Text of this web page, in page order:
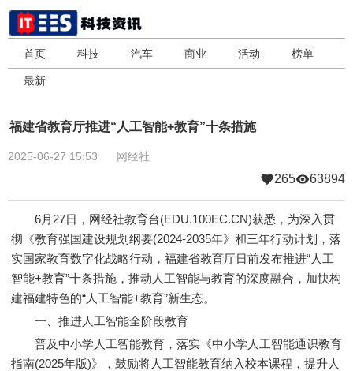
首页 科技 汽车 商业 活动 榜单
最新
福建省教育厅推进“人工智能+教育”十条措施
2025-06-27 15:53 网经社
265 63894
6月27日，网经社教育台(EDU.100EC.CN)获悉，为深入贯
彻《教育强国建设规划纲要(2024-2035年》和三年行动计划，落
实国家教育数字化战略行动，福建省教育厅日前发布推进“人工
智能+教育”十条措施，推动人工智能与教育的深度融合，加快构
建福建特色的“人工智能+教育”新生态。
一、推进人工智能全阶段教育
普及中小学人工智能教育，落实《中小学人工智能通识教育
指南(2025年版)》，鼓励将人工智能教育纳入校本课程，提升人